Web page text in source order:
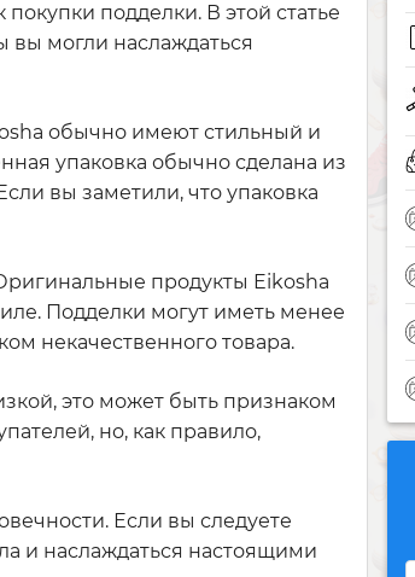
подделки. В этой статье
вы могли наслаждаться
обычно имеют стильный и
упаковка обычно сделана из
вы заметили, что упаковка
продукты Eikosha
Подделки могут иметь менее
некачественного товара.
это может быть признаком
но, как правило,
Если вы следуете
и наслаждаться настоящими